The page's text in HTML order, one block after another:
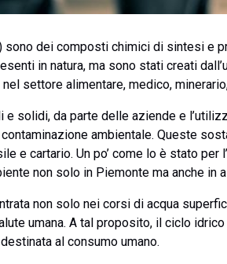
sono dei composti chimici di sintesi e
in natura, ma sono stati creati
settore alimentare, medico,
e solidi, da parte delle aziende e
ambientale. Queste
e cartario. Un po’ come lo è stato per
non solo in Piemonte ma anche in
non solo nei corsi di acqua
umana. A tal proposito, il ciclo
al consumo umano.